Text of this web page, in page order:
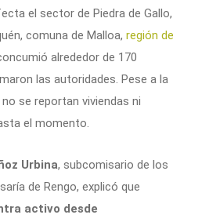
el sector de Piedra de Gallo,
comuna de Malloa, región de
alrededor de 170
las autoridades. Pese a la
se reportan viviendas ni
el momento.
Urbina, subcomisario de los
de Rengo, explicó que
activo desde